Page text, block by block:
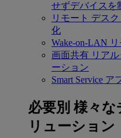
せずデバイスを
リモート デス
化
Wake-on-LAN
画面共有 リア
ーション
Smart Service ア
必要別 様々な
リューション